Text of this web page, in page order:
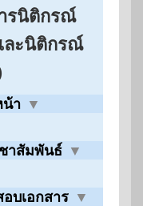
รนิติกรณ์
ละนิติกรณ์
น้า ▼
าสัมพันธ์ ▼
บเอกสาร ▼